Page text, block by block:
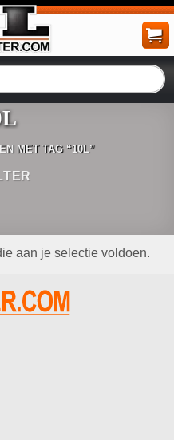
MET TAG “10L”
aan je selectie voldoen.